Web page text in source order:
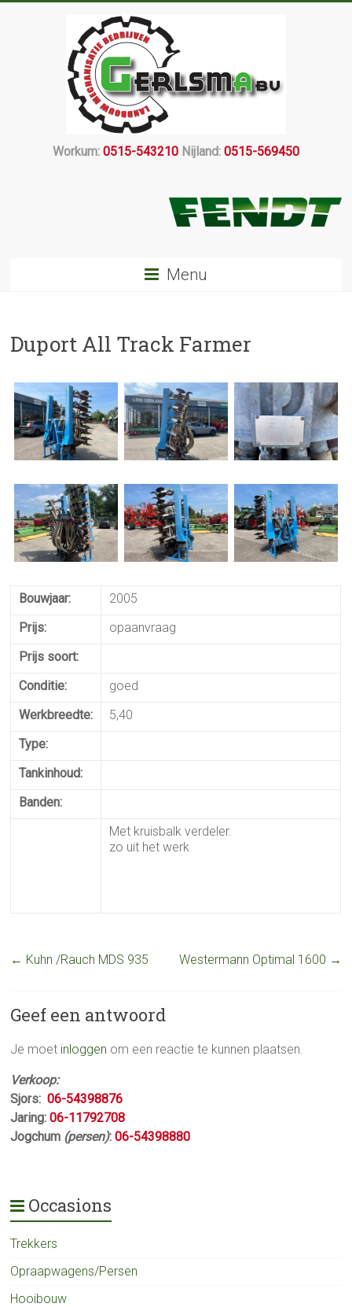
Workum: 0515-543210Nijland: 0515-569450
Menu
Duport All Track Farmer
Bouwjaar:
2005
Prijs:
opaanvraag
Prijs soort:
Conditie:
goed
Werkbreedte:
5,40
Type:
Tankinhoud:
Banden:
Met kruisbalk verdeler.
zo uit het werk
← Kuhn /Rauch MDS 935 Westermann Optimal 1600 →
Geef een antwoord
Je moet inloggen om een reactie te kunnen plaatsen.
Verkoop:
Sjors:06-54398876
Jaring:06-11792708
Jogchum (persen): 06-54398880
Occasions
Trekkers
Opraapwagens/Persen
Hooibouw